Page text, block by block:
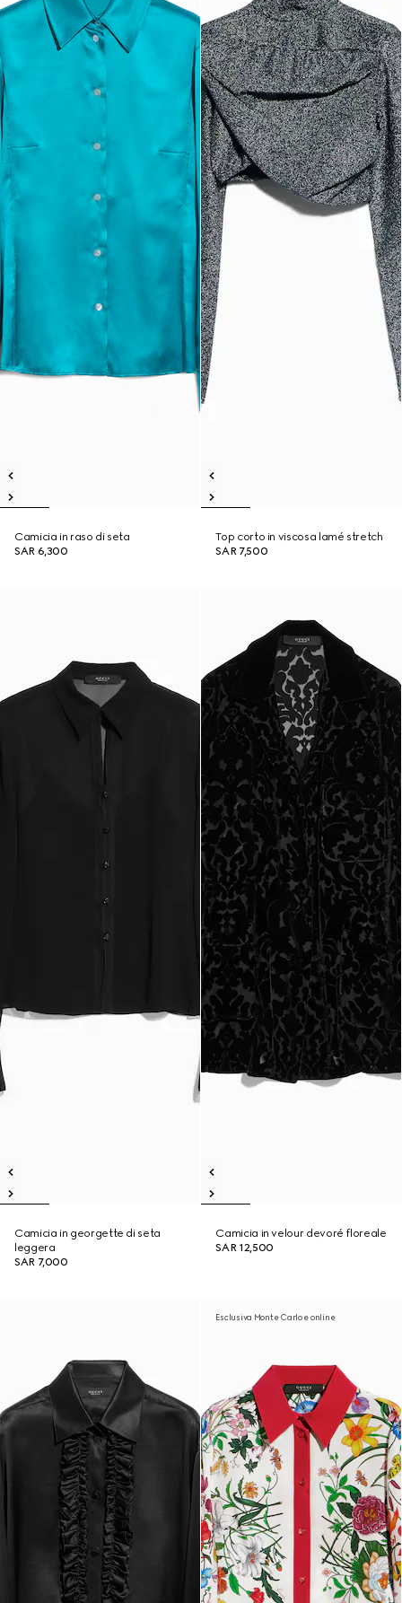
Camicia in raso di seta
SAR 6,300
Top corto in viscosa lamé stretch
SAR 7,500
Camicia in georgette di seta
leggera
SAR 7,000
Camicia in velour devoré floreale
SAR 12,500
Esclusiva Monte Carlo e online